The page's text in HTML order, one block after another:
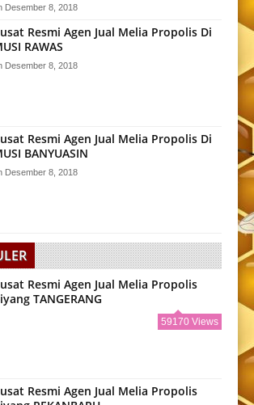
Desember 8, 2018
Resmi Agen Jual Melia Propolis Di
RAWAS
Desember 8, 2018
Resmi Agen Jual Melia Propolis Di
BANYUASIN
Desember 8, 2018
Resmi Agen Jual Melia Propolis
TANGERANG
59170 Views
Resmi Agen Jual Melia Propolis